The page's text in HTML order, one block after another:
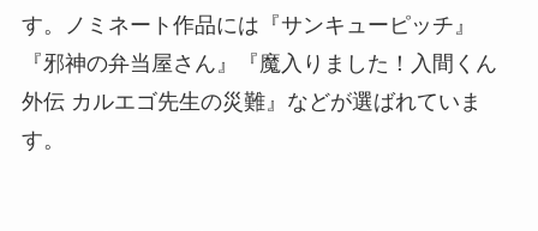
す。ノミネート作品には『サンキューピッチ』
『邪神の弁当屋さん』『魔入りました！入間くん
外伝 カルエゴ先生の災難』などが選ばれていま
す。